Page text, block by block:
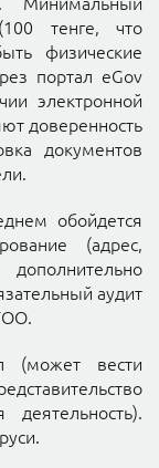
тенге, что
физические
портал eGov
электронной
доверенность
документов
обойдется
(адрес,
дополнительно
аудит
(может вести
деятельность).